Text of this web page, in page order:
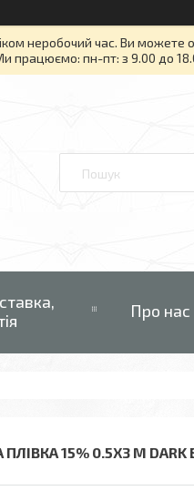
неробочий час. Ви
працюємо: пн-пт: з 9.00 до
Про нас
15% 0.5Х3 М DARK